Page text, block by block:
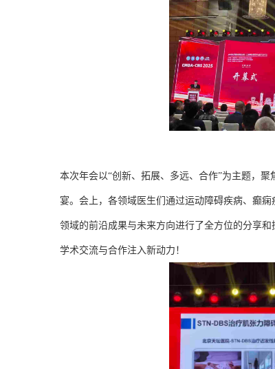
本次年会以“创新、拓展、多远、合作”为主题，
宴。会上，各领域医生们通过运动障碍疾病、癫
领域的前沿成果与未来方向进行了全方位的分享
学术交流与合作注入新动力！